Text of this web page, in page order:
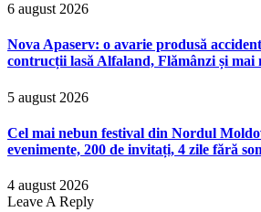
6 august 2026
Nova Apaserv: o avarie produsă
contrucții lasă Alfaland, Flămânzi și mai
5 august 2026
Cel mai nebun festival din Nordul
evenimente, 200 de invitați, 4 zile fără
4 august 2026
Leave A Reply